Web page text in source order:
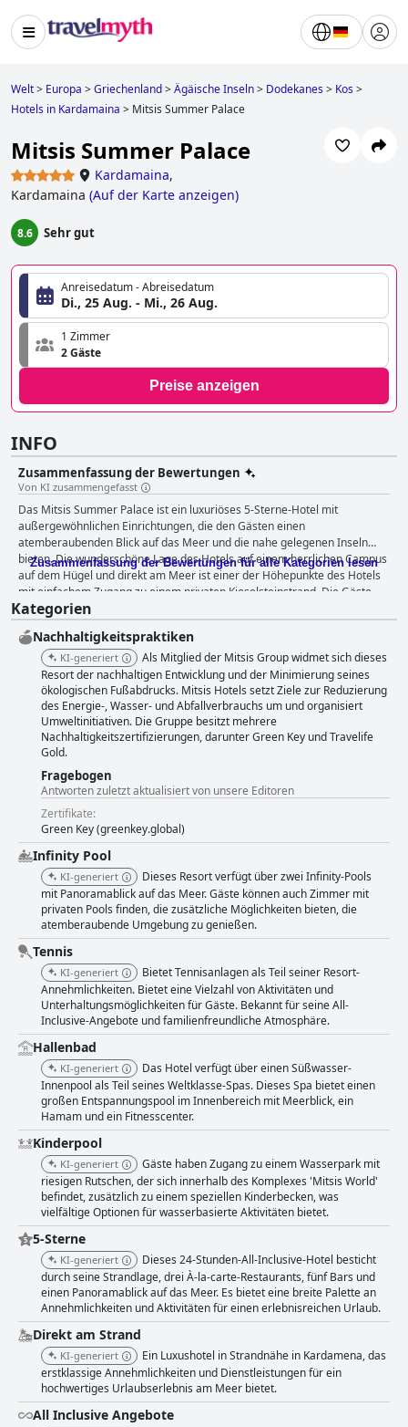
Welt> Europa >Griechenland>Ägäische Inseln> Dodekanes> Kos>
Hotels in Kardamaina > Mitsis Summer Palace
Mitsis Summer Palace
Kardamaina,
Kardamaina (Auf der Karte anzeigen)
8.6 Sehr gut
Anreisedatum - Abreisedatum
Di., 25 Aug. - Mi., 26 Aug.
1 Zimmer
2 Gäste
Preise anzeigen
INFO
Zusammenfassung der Bewertungen
Von KI zusammengefasst
Das Mitsis Summer Palace ist ein luxuriöses 5-Sterne-Hotel mit
außergewöhnlichen Einrichtungen, die den Gästen einen
atemberaubenden Blick auf das Meer und die nahe gelegenen Inseln
bieten. Die wunderschöne Lage des Hotels auf einem herrlichen Campus
auf dem Hügel und direkt am Meer ist einer der Höhepunkte des Hotels
mit einfachem Zugang zu einem privaten Kieselsteinstrand. Die Gäste
werden jeden Morgen mit einem köstlichen und reichhaltigen
Frühstücksbuffet verwöhnt und viele loben die vielfältige und köstliche
Auswahl an Speisen. Das Hotel bietet eine Reihe von
Speisemöglichkeiten mit qualitativ hochwertigen Speisen, insbesondere
in den À-la-carte-Restaurants. Die luxuriösen und sehr komfortablen
Zimmer sind geräumig und verfügen über einen eigenen Balkon, einige
sogar über einen eigenen Pool. Einige Gäste bemängelten jedoch, dass
einige Zimmer in schlechtem Zustand waren, obwohl die meisten Gäste
mit den Unterkünften zufrieden waren. Das Hotel ist lobenswert für
seinen schönen Infinity-Pool, den Privatstrand und das freundliche
Personal. Trotz einiger negativer Kommentare zu bestimmten Aspekten
ist das Mitsis Summer Palace immer noch eine gute Wahl für alle, die
einen luxuriösen Aufenthalt auf Rhodos verbringen möchten.
Zusammenfassung der Bewertungen für alle Kategorien lesen
Kategorien
Nachhaltigkeitspraktiken
KI-generiert
Als Mitglied der Mitsis Group widmet sich dieses
Resort der nachhaltigen Entwicklung und der Minimierung seines
ökologischen Fußabdrucks. Mitsis Hotels setzt Ziele zur Reduzierung
des Energie-, Wasser- und Abfallverbrauchs um und organisiert
Umweltinitiativen. Die Gruppe besitzt mehrere
Nachhaltigkeitszertifizierungen, darunter Green Key und Travelife
Gold.
Fragebogen
Antworten zuletzt aktualisiert von unsere Editoren
Zertifikate:
Green Key (greenkey.global)
Infinity Pool
KI-generiert
Dieses Resort verfügt über zwei Infinity-Pools
mit Panoramablick auf das Meer. Gäste können auch Zimmer mit
privaten Pools finden, die zusätzliche Möglichkeiten bieten, die
atemberaubende Umgebung zu genießen.
Tennis
KI-generiert
Bietet Tennisanlagen als Teil seiner Resort-
Annehmlichkeiten. Bietet eine Vielzahl von Aktivitäten und
Unterhaltungsmöglichkeiten für Gäste. Bekannt für seine All-
Inclusive-Angebote und familienfreundliche Atmosphäre.
Hallenbad
KI-generiert
Das Hotel verfügt über einen Süßwasser-
Innenpool als Teil seines Weltklasse-Spas. Dieses Spa bietet einen
großen Entspannungspool im Innenbereich mit Meerblick, ein
Hamam und ein Fitnesscenter.
Kinderpool
KI-generiert
Gäste haben Zugang zu einem Wasserpark mit
riesigen Rutschen, der sich innerhalb des Komplexes 'Mitsis World'
befindet, zusätzlich zu einem speziellen Kinderbecken, was
vielfältige Optionen für wasserbasierte Aktivitäten bietet.
5-Sterne
KI-generiert
Dieses 24-Stunden-All-Inclusive-Hotel besticht
durch seine Strandlage, drei À-la-carte-Restaurants, fünf Bars und
einen Panoramablick auf das Meer. Es bietet eine breite Palette an
Annehmlichkeiten und Aktivitäten für einen erlebnisreichen Urlaub.
Direkt am Strand
KI-generiert
Ein Luxushotel in Strandnähe in Kardamena, das
erstklassige Annehmlichkeiten und Dienstleistungen für ein
hochwertiges Urlaubserlebnis am Meer bietet.
All Inclusive Angebote